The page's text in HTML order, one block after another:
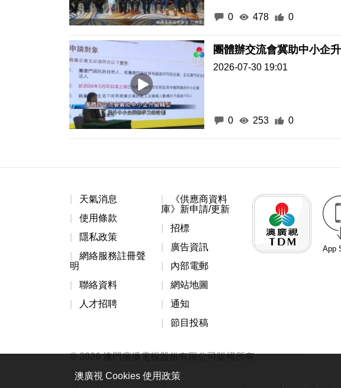
0 478 0
團體辦交流會冀助中小企
2026-07-30 19:01
0 253 0
天氣消息
使用條款
隱私政策
網絡服務註冊聲
明
聯絡資料
人才招聘
《供應商資料
庫》新申請/更新
招標
廣告資訊
內部電郵
網站地圖
通知
節目投稿
App
© 2026 澳門廣播電視股份有限公司版權所有
澳廣視 Cookies 使用政策